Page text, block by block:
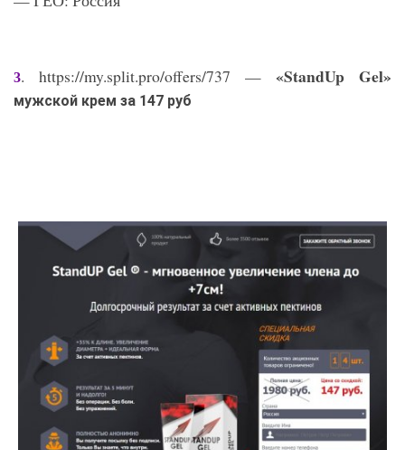
3. https://my.split.pro/offers/737 — «StandUp Gel»
мужской крем за 147 руб